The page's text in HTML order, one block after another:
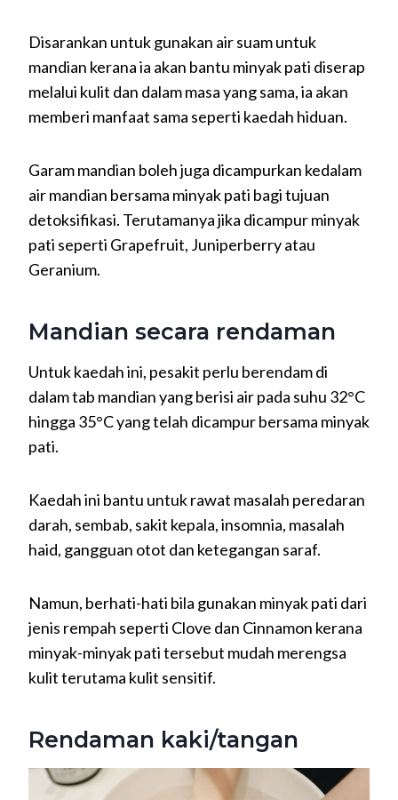
Disarankan untuk gunakan air suam untuk
mandian kerana ia akan bantu minyak pati diserap
melalui kulit dan dalam masa yang sama, ia akan
memberi manfaat sama seperti kaedah hiduan.
Garam mandian boleh juga dicampurkan kedalam
air mandian bersama minyak pati bagi tujuan
detoksifikasi. Terutamanya jika dicampur minyak
pati seperti Grapefruit, Juniperberry atau
Geranium.
Mandian secara rendaman
Untuk kaedah ini, pesakit perlu berendam di
dalam tab mandian yang berisi air pada suhu 32°C
hingga 35°C yang telah dicampur bersama minyak
pati.
Kaedah ini bantu untuk rawat masalah peredaran
darah, sembab, sakit kepala, insomnia, masalah
haid, gangguan otot dan ketegangan saraf.
Namun, berhati-hati bila gunakan minyak pati dari
jenis rempah seperti Clove dan Cinnamon kerana
minyak-minyak pati tersebut mudah merengsa
kulit terutama kulit sensitif.
Rendaman kaki/tangan